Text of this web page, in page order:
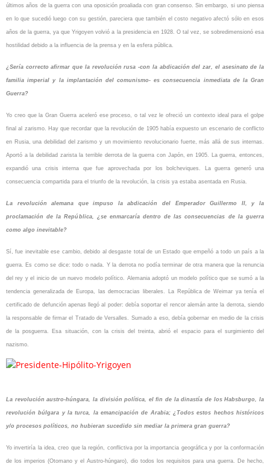
últimos años de la guerra con una oposición proaliada con gran consenso. Sin embargo, si uno piensa
en lo que sucedió luego con su gestión, pareciera que también el costo negativo afectó sólo en esos
años de la guerra, ya que Yrigoyen volvió a la presidencia en 1928. O tal vez, se sobredimensionó esa
hostilidad debido a la influencia de la prensa y en la esfera pública.
¿Sería correcto afirmar que la revolución rusa -con la abdicación del zar, el asesinato de la
familia imperial y la implantación del comunismo- es consecuencia inmediata de la Gran
Guerra?
Yo creo que la Gran Guerra aceleró ese proceso, o tal vez le ofreció un contexto ideal para el golpe
final al zarismo. Hay que recordar que la revolución de 1905 había expuesto un escenario de conflicto
en Rusia, una debilidad del zarismo y un movimiento revolucionario fuerte, más allá de sus internas.
Aportó a la debilidad zarista la terrible derrota de la guerra con Japón, en 1905. La guerra, entonces,
expandió una crisis interna que fue aprovechada por los bolcheviques. La guerra generó una
consecuencia compartida para el triunfo de la revolución, la crisis ya estaba asentada en Rusia.
La revolución alemana que impuso la abdicación del Emperador Guillermo II, y la
proclamación de la República, ¿se enmarcaría dentro de las consecuencias de la guerra
como algo inevitable?
Sí, fue inevitable ese cambio, debido al desgaste total de un Estado que empeñó a todo un país a la
guerra. Es como se dice: todo o nada. Y la derrota no podía terminar de otra manera que la renuncia
del rey y el inicio de un nuevo modelo político. Alemania adoptó un modelo político que se sumó a la
tendencia generalizada de Europa, las democracias liberales. La República de Weimar ya tenía el
certificado de defunción apenas llegó al poder: debía soportar el rencor alemán ante la derrota, siendo
la responsable de firmar el Tratado de Versalles. Sumado a eso, debía gobernar en medio de la crisis
de la posguerra. Esa situación, con la crisis del treinta, abrió el espacio para el surgimiento del
nazismo.
La revolución austro-húngara, la división política, el fin de la dinastía de los Habsburgo, la
revolución búlgara y la turca, la emancipación de Arabia; ¿Todos estos hechos históricos
y/o procesos políticos, no hubieran sucedido sin mediar la primera gran guerra?
Yo invertiría la idea, creo que la región, conflictiva por la importancia geográfica y por la conformación
de los imperios (Otomano y el Austro-húngaro), dio todos los requisitos para una guerra. De hecho,